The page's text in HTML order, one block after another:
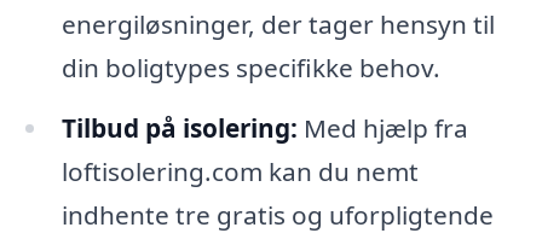
energiløsninger, der tager hensyn til
din boligtypes specifikke behov.
Tilbud på isolering: Med hjælp fra
loftisolering.com kan du nemt
indhente tre gratis og uforpligtende